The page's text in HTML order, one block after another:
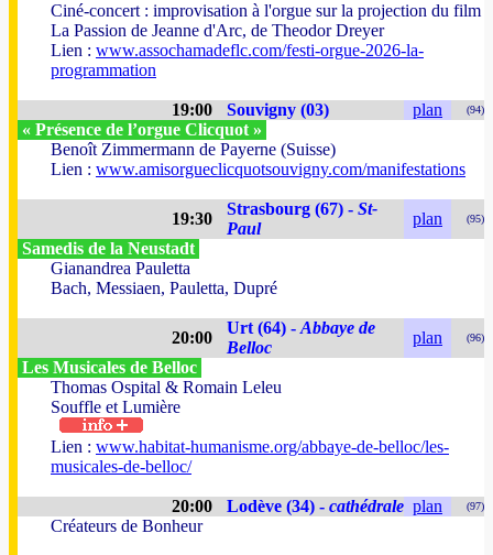
Ciné-concert : improvisation à l'orgue sur la projection du film
La Passion de Jeanne d'Arc, de Theodor Dreyer
Lien : www.assochamadeflc.com/festi-orgue-2026-la-
programmation
19:00 Souvigny (03) plan (94)
« Présence de l’orgue Clicquot »
Benoît Zimmermann de Payerne (Suisse)
Lien : www.amisorgueclicquotsouvigny.com/manifestations
19:30
Strasbourg (67) - St-
Paul
plan (95)
Samedis de la Neustadt
Gianandrea Pauletta
Bach, Messiaen, Pauletta, Dupré
20:00
Urt (64) - Abbaye de
Belloc
plan (96)
Les Musicales de Belloc
Thomas Ospital & Romain Leleu
Souffle et Lumière
Lien : www.habitat-humanisme.org/abbaye-de-belloc/les-
musicales-de-belloc/
20:00 Lodève (34) - cathédrale plan (97)
Créateurs de Bonheur